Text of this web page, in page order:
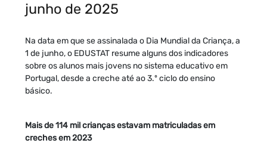
junho de 2025
Na data em que se assinalada o Dia Mundial da Criança, a
1 de junho, o EDUSTAT resume alguns dos indicadores
sobre os alunos mais jovens no sistema educativo em
Portugal, desde a creche até ao 3.º ciclo do ensino
básico.
Mais de 114 mil crianças estavam matriculadas em
creches em 2023